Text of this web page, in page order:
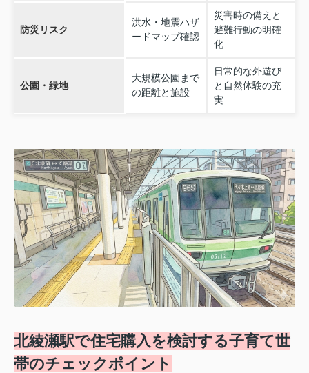
防災リスク
洪水・地震ハザ
ードマップ確認
災害時の備えと
避難行動の明確
化
公園・緑地
大規模公園まで
の距離と施設
日常的な外遊び
と自然体験の充
実
北綾瀬駅で住宅購入を検討する子育て世
帯のチェックポイント